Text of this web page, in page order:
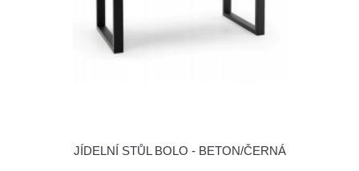
JÍDELNÍ STŮL BOLO - BETON/ČERNÁ